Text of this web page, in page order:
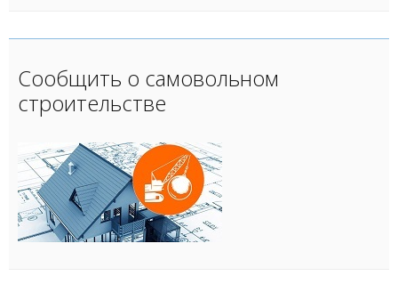
Сообщить о самовольном
строительстве